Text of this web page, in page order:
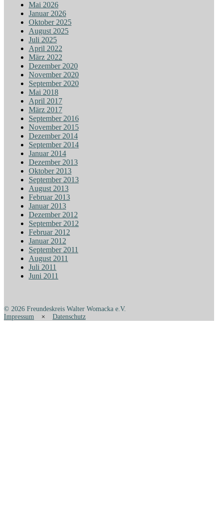
Mai 2026
Januar 2026
Oktober 2025
August 2025
Juli 2025
April 2022
März 2022
Dezember 2020
November 2020
September 2020
Mai 2018
April 2017
März 2017
September 2016
November 2015
Dezember 2014
September 2014
Januar 2014
Dezember 2013
Oktober 2013
September 2013
August 2013
Februar 2013
Januar 2013
Dezember 2012
September 2012
Februar 2012
Januar 2012
September 2011
August 2011
Juli 2011
Juni 2011
© 2026 Freundeskreis Walter Womacka e.V.
Impressum × Datenschutz